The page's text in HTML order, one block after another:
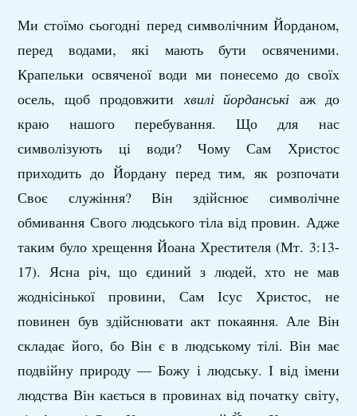
Ми стоїмо сьогодні перед символічним Йорданом,
перед водами, які мають бути освяченими.
Крапельки освяченої води ми понесемо до своїх
осель, щоб продовжитихвилі йорданські аж до
краю нашого перебування. Що для нас
символізують ці води? Чому Сам Христос
приходить до Йордану перед тим, як розпочати
Своє служіння? Він здійснює символічне
обмивання Свого людського тіла від провин. Адже
таким було хрещення Йоана Хрестителя (Мт. 3:13-
17). Ясна річ, що єдиний з людей, хто не мав
жоднісінької провини, Сам Ісус Христос, не
повинен був здійснювати акт покаяння. Але Він
складає його, бо Він є в людському тілі. Він має
подвійну природу — Божу і людську. І від імени
людства Він кається в провинах від початку світу,